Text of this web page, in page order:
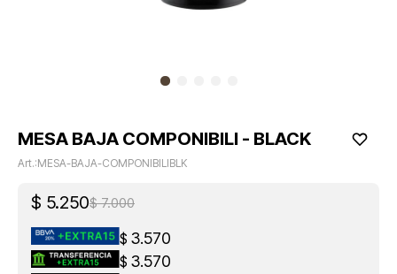
MESA BAJA COMPONIBILI - BLACK
MESA-BAJA-COMPONIBILIBLK
$ 5.250$ 7.000
$ 3.570
$ 3.570